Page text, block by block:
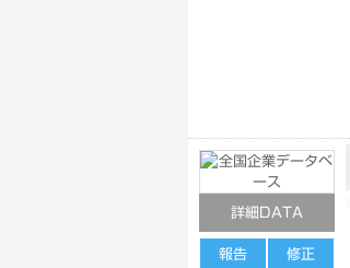
詳細DATA
報告 修正